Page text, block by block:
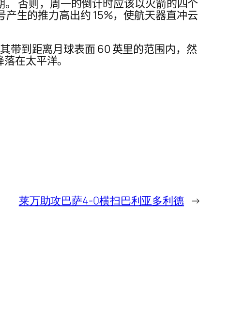
。 否则，周一的倒计时应该以火箭的四个
生的推力高出约 15%，使航天器直冲云
带到距离月球表面 60 英里的范围内，然
在太平洋。
莱万助攻巴萨4-0横扫巴利亚多利德 →